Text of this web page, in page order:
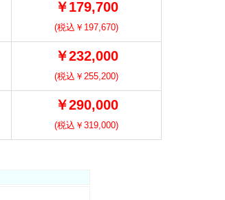
￥179,700
(税込￥197,670)
￥232,000
(税込￥255,200)
￥290,000
(税込￥319,000)